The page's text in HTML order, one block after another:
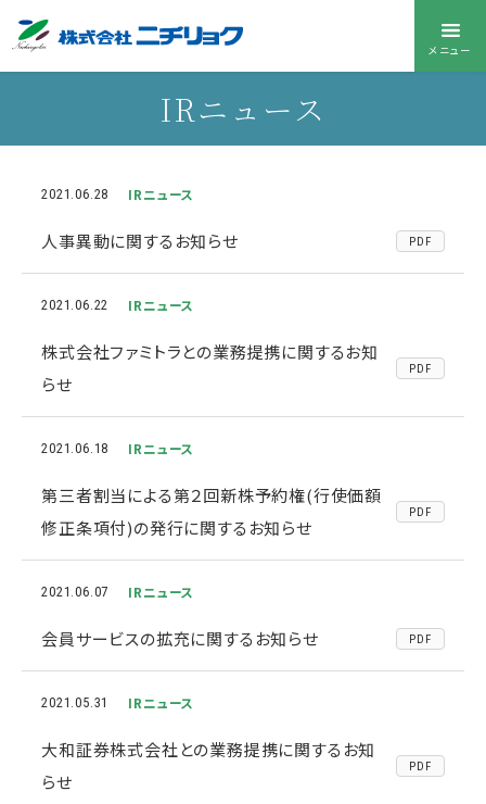
メニュー
IRニュース
2021.06.28 IRニュース
人事異動に関するお知らせ PDF
2021.06.22 IRニュース
株式会社ファミトラとの業務提携に関するお知
らせ
PDF
2021.06.18 IRニュース
第三者割当による第２回新株予約権(行使価額
修正条項付)の発行に関するお知らせ
PDF
2021.06.07 IRニュース
会員サービスの拡充に関するお知らせ PDF
2021.05.31 IRニュース
大和証券株式会社との業務提携に関するお知
らせ
PDF